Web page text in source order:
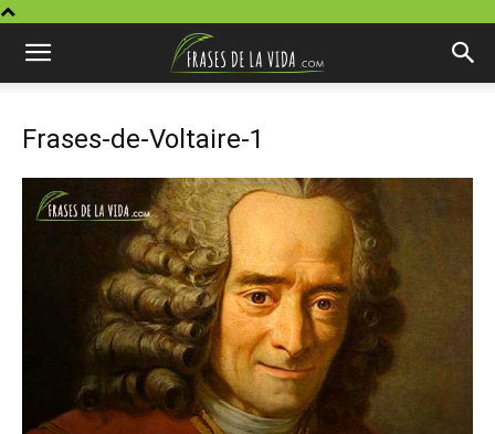
Frases-de-Voltaire-1